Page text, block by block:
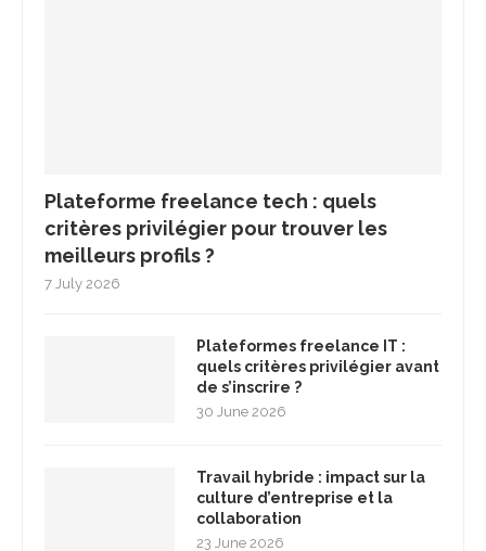
Plateforme freelance tech : quels
critères privilégier pour trouver les
meilleurs profils ?
7 July 2026
Plateformes freelance IT :
quels critères privilégier avant
de s’inscrire ?
30 June 2026
Travail hybride : impact sur la
culture d’entreprise et la
collaboration
23 June 2026